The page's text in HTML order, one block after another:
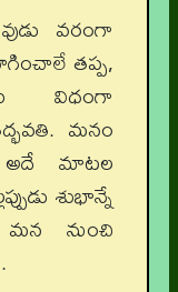
వరంగా
తప్ప,
విధంగా
మనం
అదే మాటల
శుభాన్నే
మన నుంచి